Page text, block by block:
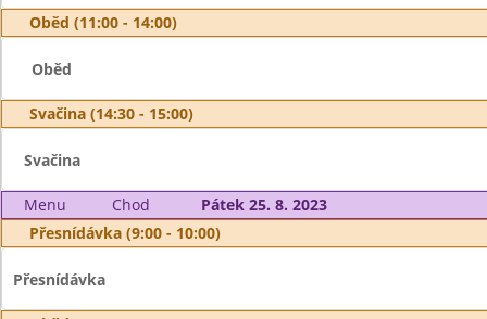
Oběd (11:00 - 14:00)
Oběd
Svačina (14:30 - 15:00)
Svačina
Menu Chod
Pátek 25. 8. 2023
Přesnídávka (9:00 - 10:00)
Přesnídávka